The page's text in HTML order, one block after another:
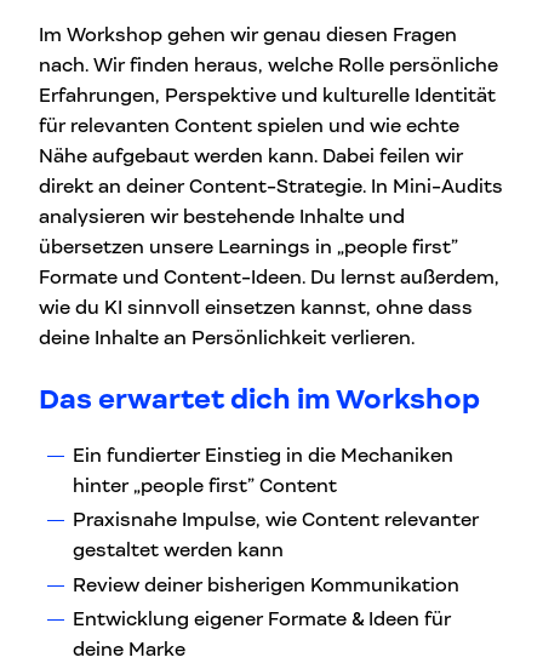
Im Workshop gehen wir genau diesen Fragen
nach. Wir finden heraus, welche Rolle persönliche
Erfahrungen, Perspektive und kulturelle Identität
für relevanten Content spielen und wie echte
Nähe aufgebaut werden kann. Dabei feilen wir
direkt an deiner Content-Strategie. In Mini-Audits
analysieren wir bestehende Inhalte und
übersetzen unsere Learnings in „people first”
Formate und Content-Ideen. Du lernst außerdem,
wie du KI sinnvoll einsetzen kannst, ohne dass
deine Inhalte an Persönlichkeit verlieren.
Das erwartet dich im Workshop
Ein fundierter Einstieg in die Mechaniken
hinter „people first” Content
Praxisnahe Impulse, wie Content relevanter
gestaltet werden kann
Review deiner bisherigen Kommunikation
Entwicklung eigener Formate & Ideen für
deine Marke